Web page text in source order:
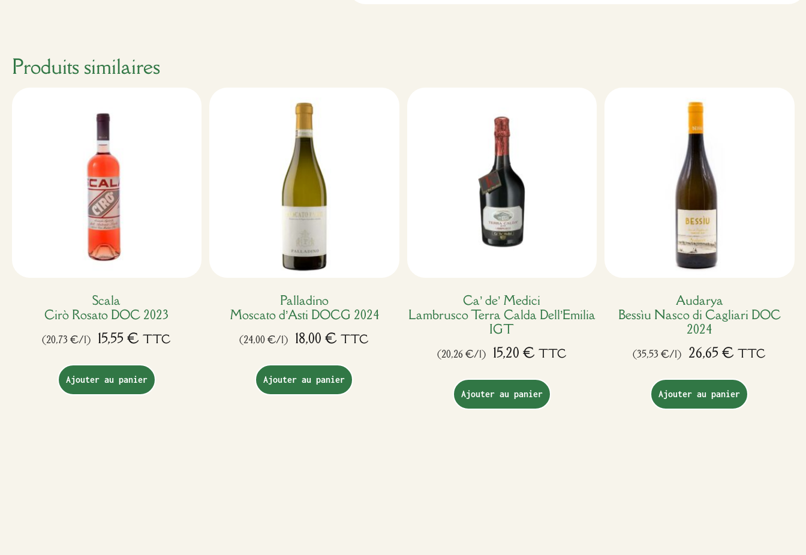
Produits similaires
Scala
Cirò Rosato DOC 2023
(20,73 €/l) 15,55€ TTC
Ajouter au panier
Palladino
Moscato d’Asti DOCG 2024
(24,00 €/l) 18,00€ TTC
Ajouter au panier
Ca’ de’ Medici
Lambrusco Terra Calda Dell’Emilia
IGT
(20,26 €/l) 15,20 € TTC
Ajouter au panier
Audarya
Bessìu Nasco di Cagliari DOC
2024
(35,53 €/l) 26,65€ TTC
Ajouter au panier